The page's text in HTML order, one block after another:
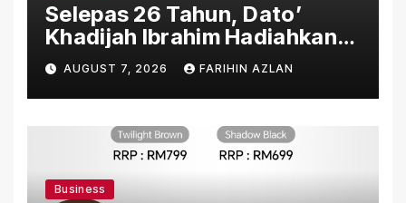
Selepas 26 Tahun, Dato’
Khadijah Ibrahim Hadiahkan
“Ibu Doa” sebagai Karya
Penuh Makna
AUGUST 7, 2026 FARIHIN AZLAN
Business